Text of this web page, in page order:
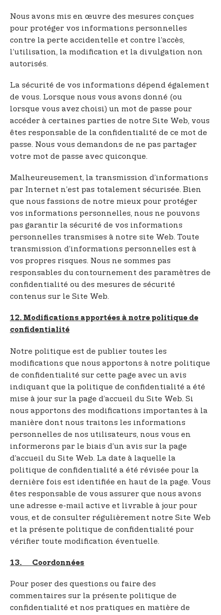
Nous avons mis en œuvre des mesures conçues
pour protéger vos informations personnelles
contre la perte accidentelle et contre l’accès,
l’utilisation, la modification et la divulgation non
autorisés.
La sécurité de vos informations dépend également
de vous. Lorsque nous vous avons donné (ou
lorsque vous avez choisi) un mot de passe pour
accéder à certaines parties de notre Site Web, vous
êtes responsable de la confidentialité de ce mot de
passe. Nous vous demandons de ne pas partager
votre mot de passe avec quiconque.
Malheureusement, la transmission d’informations
par Internet n’est pas totalement sécurisée. Bien
que nous fassions de notre mieux pour protéger
vos informations personnelles, nous ne pouvons
pas garantir la sécurité de vos informations
personnelles transmises à notre site Web. Toute
transmission d’informations personnelles est à
vos propres risques. Nous ne sommes pas
responsables du contournement des paramètres de
confidentialité ou des mesures de sécurité
contenus sur le Site Web.
12. Modifications apportées à notre politique de
confidentialité
Notre politique est de publier toutes les
modifications que nous apportons à notre politique
de confidentialité sur cette page avec un avis
indiquant que la politique de confidentialité a été
mise à jour sur la page d’accueil du Site Web. Si
nous apportons des modifications importantes à la
manière dont nous traitons les informations
personnelles de nos utilisateurs, nous vous en
informerons par le biais d’un avis sur la page
d’accueil du Site Web. La date à laquelle la
politique de confidentialité a été révisée pour la
dernière fois est identifiée en haut de la page. Vous
êtes responsable de vous assurer que nous avons
une adresse e-mail active et livrable à jour pour
vous, et de consulter régulièrement notre Site Web
et la présente politique de confidentialité pour
vérifier toute modification éventuelle.
13. Coordonnées
Pour poser des questions ou faire des
commentaires sur la présente politique de
confidentialité et nos pratiques en matière de